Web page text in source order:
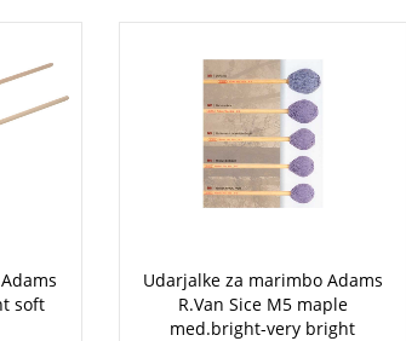
soft
Udarjalke za marimbo Adams
R.Van Sice M5 maple
med.bright-very bright